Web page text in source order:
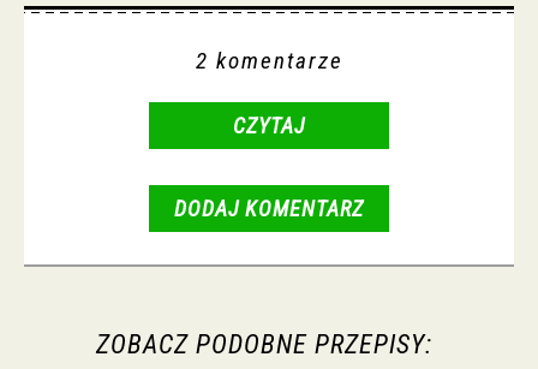
2 komentarze
CZYTAJ
DODAJ KOMENTARZ
ZOBACZ PODOBNE PRZEPISY: